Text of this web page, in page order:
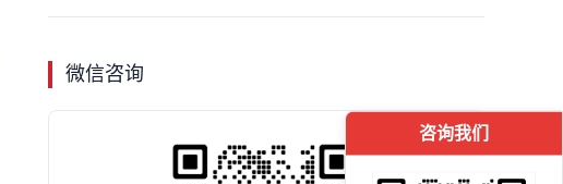
微信咨询
咨询我们